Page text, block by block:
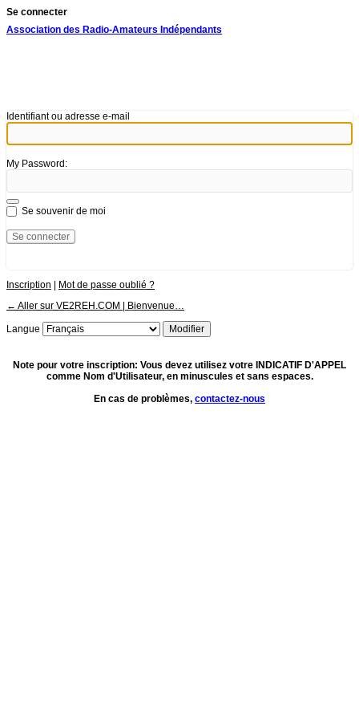
Se connecter
Association des Radio-Amateurs Indépendants
Identifiant ou adresse e-mail
My Password:
Se souvenir de moi
Inscription
Mot de passe oublié ?
← Aller sur VE2REH.COM | Bienvenue…
Langue
Note pour votre inscription: Vous devez utilisez votre INDICATIF D'APPEL
comme Nom d'Utilisateur, en minuscules et sans espaces.
En cas de problèmes, contactez-nous